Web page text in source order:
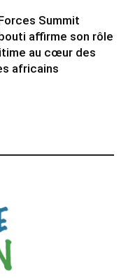
Summit
affirme son rôle
au cœur des
africains